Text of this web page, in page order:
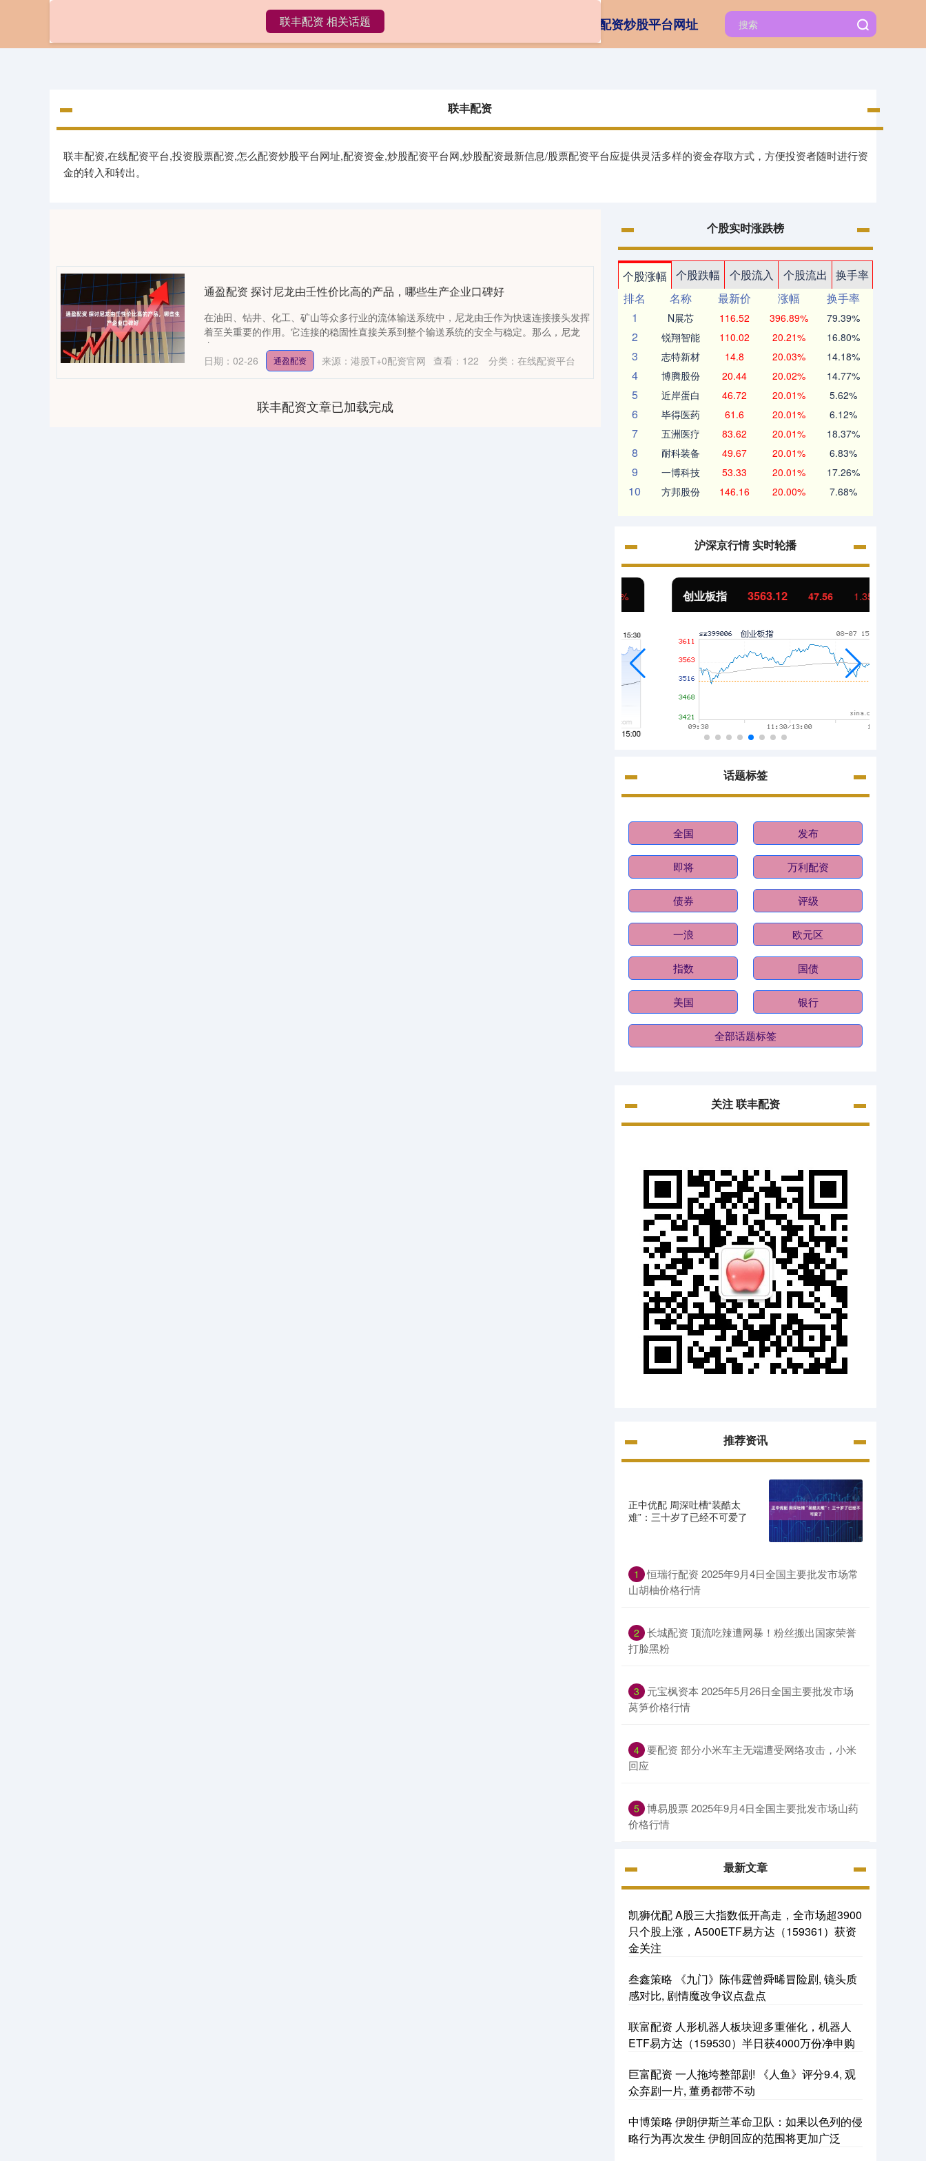
联丰配资 在线配资平台 怎么配资炒股平台网址
联丰配资
联丰配资,在线配资平台,投资股票配资,怎么配资炒股平台网址,配资资金,炒股配资平台网,炒股配资最新信息/股票配资平台应提供灵活多样的资金存取方式，方便投资者随时进行资
金的转入和转出。
联丰配资 相关话题
通盈配资 探讨尼龙由壬性价比高的产品，哪些生产企业口碑好
在油田、钻井、化工、矿山等众多行业的流体输送系统中，尼龙由壬作为快速连接接头发挥
着至关重要的作用。它连接的稳固性直接关系到整个输送系统的安全与稳定。那么，尼龙
由....
日期：02-26
通盈配资 来源：港股T+0配资官网 查看： 122 分类： 在线配资平台
联丰配资文章已加载完成
个股实时涨跌榜
个股涨幅 个股跌幅 个股流入 个股流出
换手率
排名
名称 最新价 涨幅
换手率
1
N展芯 116.52 396.89% 79.39%
2 锐翔智能 110.02 20.21% 16.80%
3 志特新材 14.8 20.03% 14.18%
4 博腾股份 20.44 20.02% 14.77%
5 近岸蛋白 46.72 20.01% 5.62%
6 毕得医药 61.6 20.01% 6.12%
7 五洲医疗 83.62 20.01% 18.37%
8 耐科装备 49.67 20.01% 6.83%
9 一博科技 53.33 20.01% 17.26%
10 方邦股份 146.16 20.00% 7.68%
沪深京行情 实时轮播
创业板指 3563.12 47.56 1.35%
话题标签
全国 发布
即将 万利配资
债券 评级
一浪 欧元区
指数 国债
美国 银行
全部话题标签
关注 联丰配资
推荐资讯
正中优配 周深吐槽“装酷太
难”：三十岁了已经不可爱了
1
恒瑞行配资 2025年9月4日全国主要批发市场常
山胡柚价格行情
2 长城配资 顶流吃辣遭网暴！粉丝搬出国家荣誉
打脸黑粉
3
元宝枫资本 2025年5月26日全国主要批发市场
莴笋价格行情
4 要配资 部分小米车主无端遭受网络攻击，小米
回应
5 博易股票 2025年9月4日全国主要批发市场山药
价格行情
最新文章
凯狮优配 A股三大指数低开高走，全市场超3900
只个股上涨，A500ETF易方达（159361）获资
金关注
叁鑫策略 《九门》陈伟霆曾舜晞冒险剧, 镜头质
感对比, 剧情魔改争议点盘点
联富配资 人形机器人板块迎多重催化，机器人
ETF易方达（159530）半日获4000万份净申购
巨富配资 一人拖垮整部剧! 《人鱼》评分9.4, 观
众弃剧一片, 董勇都带不动
中博策略 伊朗伊斯兰革命卫队：如果以色列的侵
略行为再次发生 伊朗回应的范围将更加广泛